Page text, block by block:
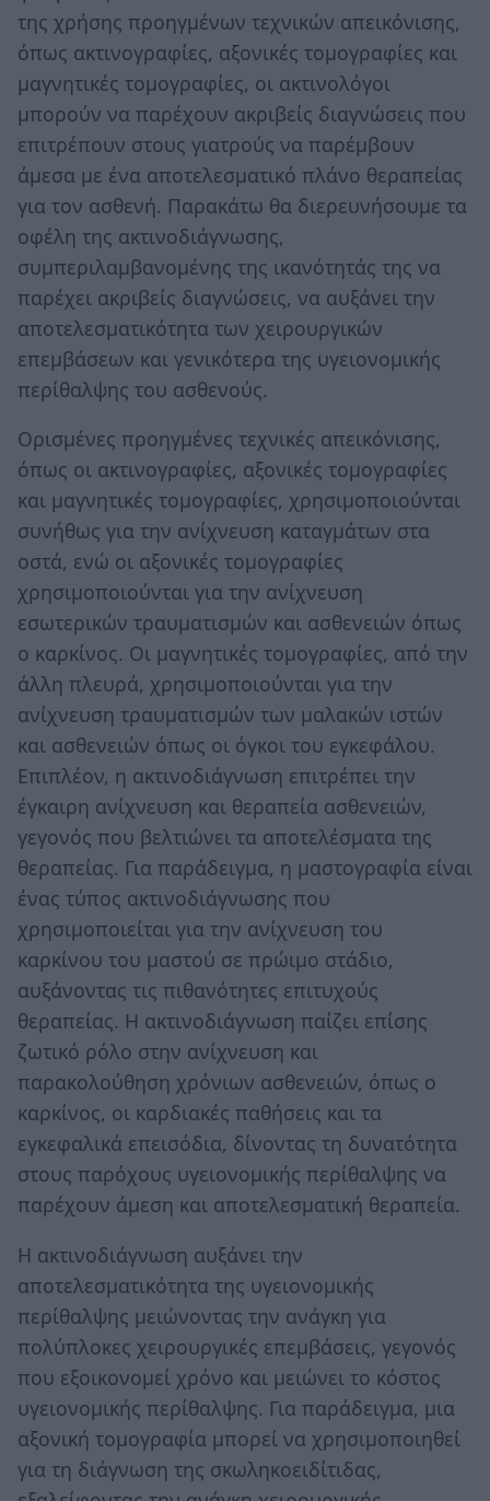
της χρήσης προηγμένων τεχνικών απεικόνισης,
όπως ακτινογραφίες, αξονικές τομογραφίες και
μαγνητικές τομογραφίες, οι ακτινολόγοι
μπορούν να παρέχουν ακριβείς διαγνώσεις που
επιτρέπουν στους γιατρούς να παρέμβουν
άμεσα με ένα αποτελεσματικό πλάνο θεραπείας
για τον ασθενή. Παρακάτω θα διερευνήσουμε τα
οφέλη της ακτινοδιάγνωσης,
συμπεριλαμβανομένης της ικανότητάς της να
παρέχει ακριβείς διαγνώσεις, να αυξάνει την
αποτελεσματικότητα των χειρουργικών
επεμβάσεων και γενικότερα της υγειονομικής
περίθαλψης του ασθενούς.
Ορισμένες προηγμένες τεχνικές απεικόνισης,
όπως οι ακτινογραφίες, αξονικές τομογραφίες
και μαγνητικές τομογραφίες, χρησιμοποιούνται
συνήθως για την ανίχνευση καταγμάτων στα
οστά, ενώ οι αξονικές τομογραφίες
χρησιμοποιούνται για την ανίχνευση
εσωτερικών τραυματισμών και ασθενειών όπως
ο καρκίνος. Οι μαγνητικές τομογραφίες, από την
άλλη πλευρά, χρησιμοποιούνται για την
ανίχνευση τραυματισμών των μαλακών ιστών
και ασθενειών όπως οι όγκοι του εγκεφάλου.
Επιπλέον, η ακτινοδιάγνωση επιτρέπει την
έγκαιρη ανίχνευση και θεραπεία ασθενειών,
γεγονός που βελτιώνει τα αποτελέσματα της
θεραπείας. Για παράδειγμα, η μαστογραφία είναι
ένας τύπος ακτινοδιάγνωσης που
χρησιμοποιείται για την ανίχνευση του
καρκίνου του μαστού σε πρώιμο στάδιο,
αυξάνοντας τις πιθανότητες επιτυχούς
θεραπείας. Η ακτινοδιάγνωση παίζει επίσης
ζωτικό ρόλο στην ανίχνευση και
παρακολούθηση χρόνιων ασθενειών, όπως ο
καρκίνος, οι καρδιακές παθήσεις και τα
εγκεφαλικά επεισόδια, δίνοντας τη δυνατότητα
στους παρόχους υγειονομικής περίθαλψης να
παρέχουν άμεση και αποτελεσματική θεραπεία.
Η ακτινοδιάγνωση αυξάνει την
αποτελεσματικότητα της υγειονομικής
περίθαλψης μειώνοντας την ανάγκη για
πολύπλοκες χειρουργικές επεμβάσεις, γεγονός
που εξοικονομεί χρόνο και μειώνει το κόστος
υγειονομικής περίθαλψης. Για παράδειγμα, μια
αξονική τομογραφία μπορεί να χρησιμοποιηθεί
για τη διάγνωση της σκωληκοειδίτιδας,